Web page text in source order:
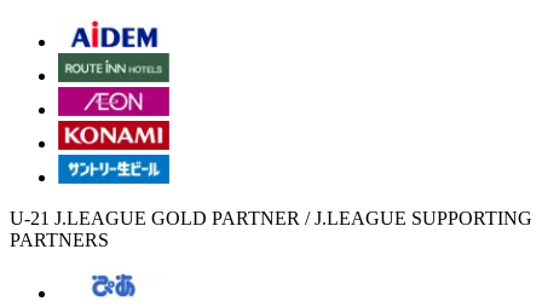
U-21 J.LEAGUE GOLD PARTNER / J.LEAGUE SUPPORTING
PARTNERS